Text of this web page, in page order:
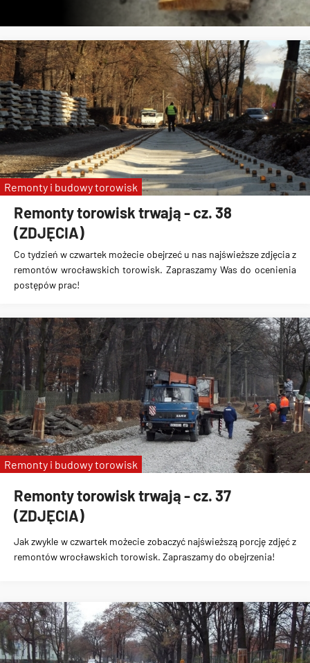
Remonty torowisk trwają - cz. 38
(ZDJĘCIA)
Co tydzień w czwartek możecie obejrzeć u nas najświeższe zdjęcia z
remontów wrocławskich torowisk. Zapraszamy Was do ocenienia
postępów prac!
Remonty i budowy torowisk
Remonty torowisk trwają - cz. 37
(ZDJĘCIA)
Jak zwykle w czwartek możecie zobaczyć najświeższą porcję zdjęć z
remontów wrocławskich torowisk. Zapraszamy do obejrzenia!
Remonty i budowy torowisk